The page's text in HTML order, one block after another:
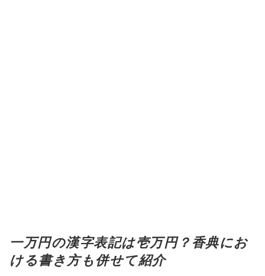
一万円の漢字表記は壱万円？香典にお
ける書き方も併せて紹介